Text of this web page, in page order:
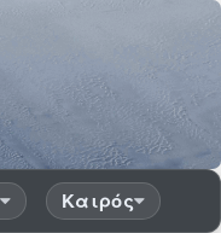
Καιρός